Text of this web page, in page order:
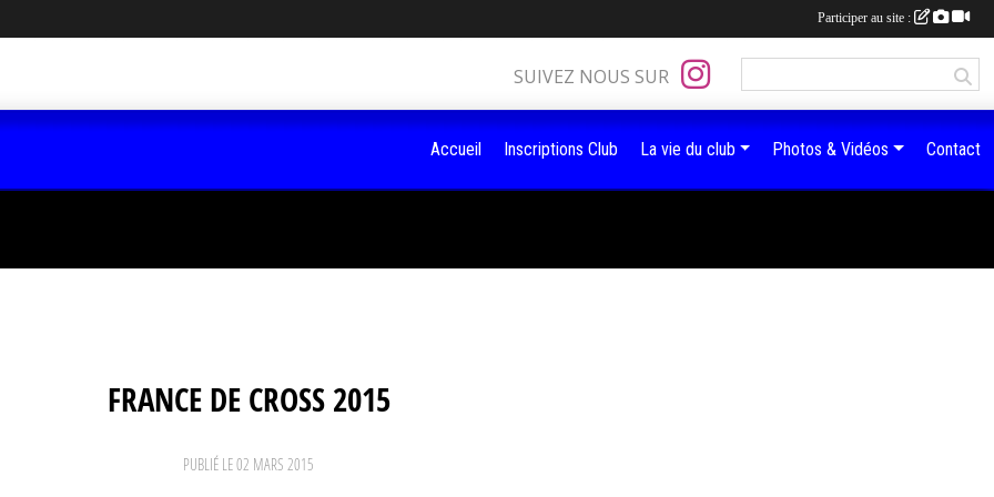
FRANCE DE CROSS 2015
PUBLIÉ LE02 MARS 2015
SUIVEZ NOUS SUR
Accueil Inscriptions Club La vie du club Photos & Vidéos Contact
Participer au site :